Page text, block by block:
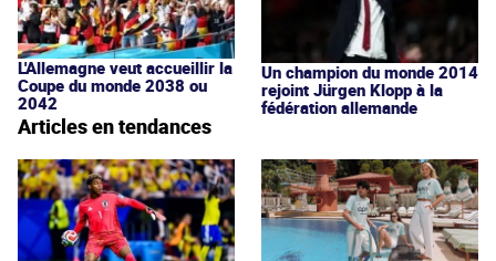
L'Allemagne veut accueillir la
Coupe du monde 2038 ou
2042
Un champion du monde 2014
rejoint Jürgen Klopp à la
fédération allemande
Articles en tendances